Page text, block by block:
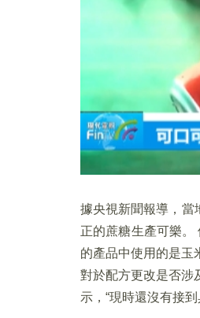
據央視新聞報導，當
正的蔗糖生產可樂。
的產品中使用的是玉
對於配方更改是否涉
示，“現時還沒有接到